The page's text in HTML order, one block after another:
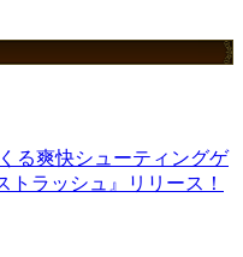
る爽快シューティングゲ
ラッシュ』リリース！